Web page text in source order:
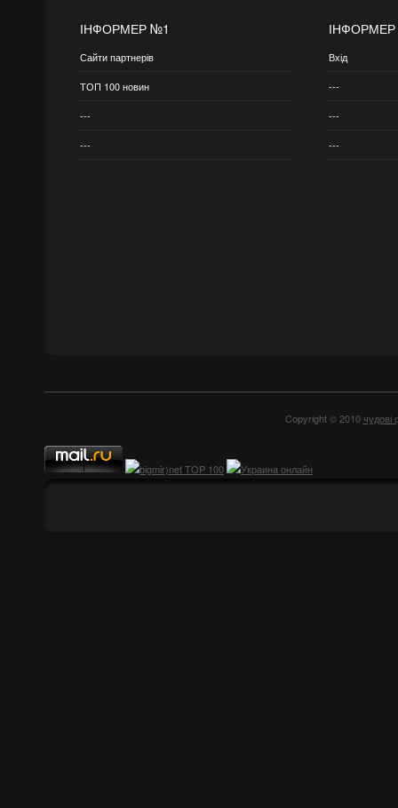
ІНФОРМЕР №1
Сайти партнерів
ТОП 100 новин
---
---
Вхід
---
---
---
Copyright © 2010чудові